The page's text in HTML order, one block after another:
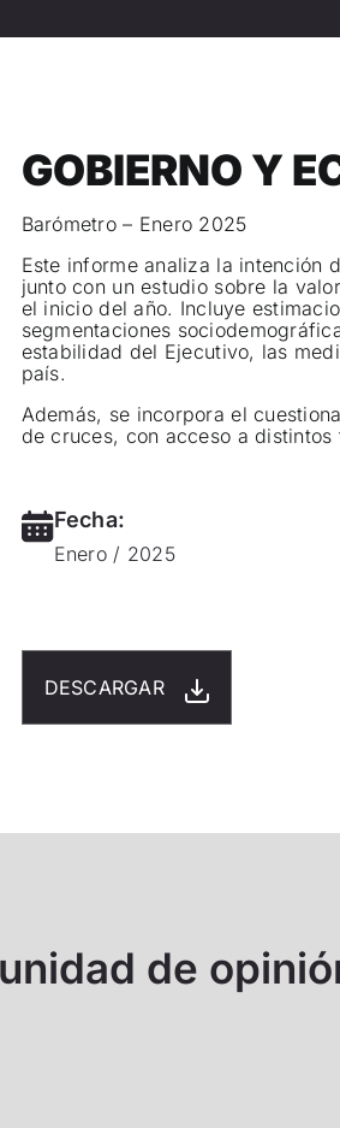
GOBIERNO Y
Barómetro – Enero 2025
Este informe analiza la intención
junto con un estudio sobre la
el inicio del año. Incluye
segmentaciones
estabilidad del Ejecutivo, las
país.
Además, se incorpora el
de cruces, con acceso a
Fecha:
Enero / 2025
DESCARGAR
de